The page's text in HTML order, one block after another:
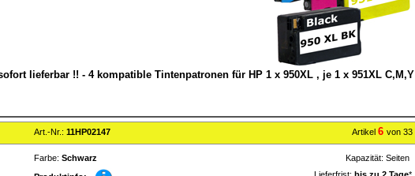
lieferbar !! - 4 kompatible Tintenpatronen für HP 1 x 950XL , je 1 x 951XL C,M,Y
Art.-Nr.: 11HP02147 Artikel 6 von 33
Farbe: Schwarz Kapazität: Seiten